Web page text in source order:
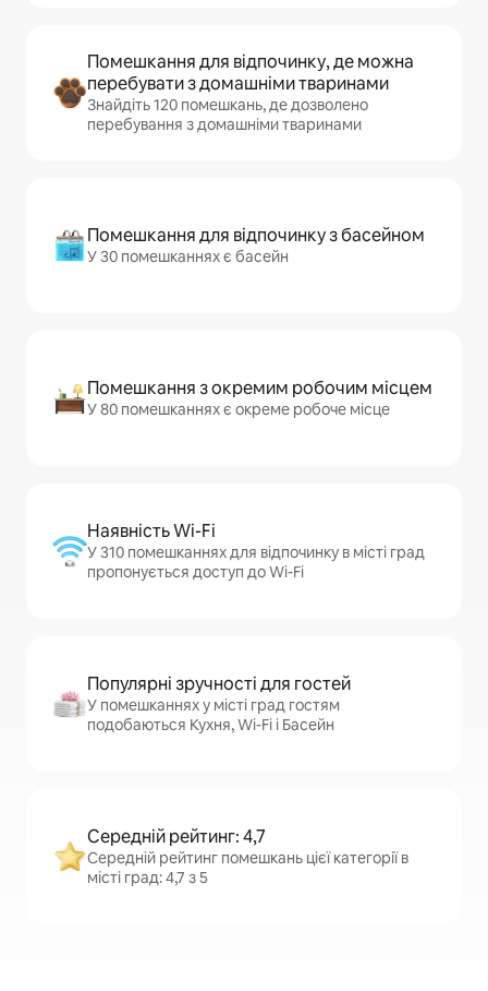
Помешкання для відпочинку, де можна
перебувати з домашніми тваринами
Знайдіть 120 помешкань, де дозволено
перебування з домашніми тваринами
Помешкання для відпочинку з басейном
У 30 помешканнях є басейн
Помешкання з окремим робочим місцем
У 80 помешканнях є окреме робоче місце
Наявність Wi-Fi
У 310 помешканнях для відпочинку в місті град
пропонується доступ до Wi-Fi
Популярні зручності для гостей
У помешканнях у місті град гостям
подобаються Кухня, Wi-Fi і Басейн
Середній рейтинг: 4,7
Середній рейтинг помешкань цієї категорії в
місті град: 4,7 з 5